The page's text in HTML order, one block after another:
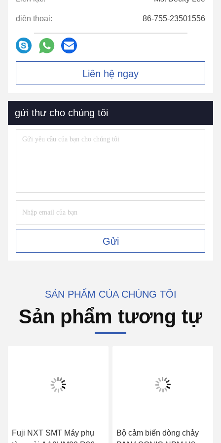
điện thoại: 86-755-23501556
Liên hệ ngay
gửi thư cho chúng tôi
Gửi
SẢN PHẨM CỦA CHÚNG TÔI
Sản phẩm tương tự
Fuji NXT SMT Máy phụ
Bộ cảm biến dòng chảy